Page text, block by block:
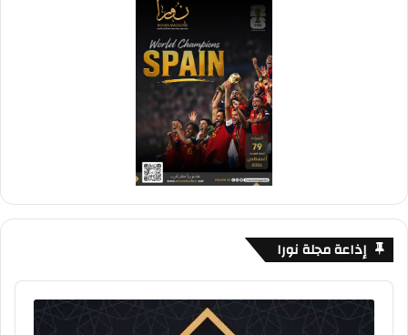
إذاعة مجلة نورا
Audio
Player